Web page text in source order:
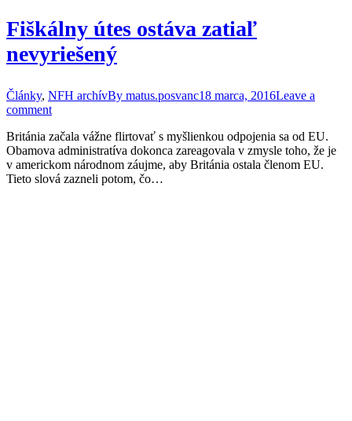
Fiškálny útes ostáva zatiaľ
nevyriešený
Články, NFH archívBy matus.posvanc18 marca, 2016Leave a
comment
Británia začala vážne flirtovať s myšlienkou odpojenia sa od EU.
Obamova administratíva dokonca zareagovala v zmysle toho, že je
v americkom národnom záujme, aby Británia ostala členom EU.
Tieto slová zazneli potom, čo…